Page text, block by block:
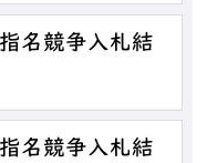
名競争入札結
名競争入札結